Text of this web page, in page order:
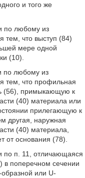
и того же
по любому из
тем, что выступ (84)
мере одной
(10).
по любому из
тем, что профильная
(56), примыкающую к
(40) материала или
прилегающую к
другая, наружная
(40) материала,
от основания (78).
по п. 11, отличающаяся
в поперечном сечении
или U-